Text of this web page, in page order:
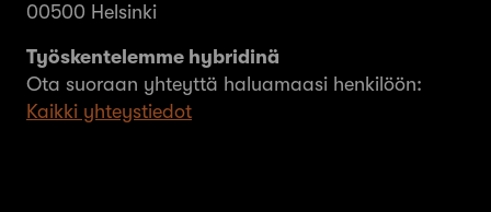
00500 Helsinki
Työskentelemme hybridinä
Ota suoraan yhteyttä haluamaasi henkilöön:
Kaikki yhteystiedot